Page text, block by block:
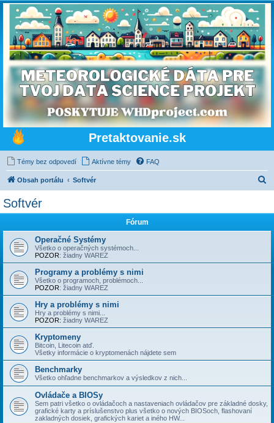
Pretaktovanie.sk
Témy bez odpovedí Aktívne témy FAQ
Obsah portálu Softvér
Softvér
Fórum
Operačné Systémy
Všetko o operačných systémoch...
POZOR: žiadny WAREZ
Programy a problémy s nimi
Všetko o programoch, problémoch...
POZOR: žiadny WAREZ
Hry a problémy s nimi
Hry a problémy s nimi...
POZOR: žiadny WAREZ
Kryptomeny
Bitcoin, Litecoin atď.
Všetky informácie o kryptomenách nájdete sem
Benchmarky
Všetko ohľadne benchmarkov a výsledkov z nich...
Ovládače a BIOSy
Sem patri všetko o ovládačoch a nastaveniach ovládačov pre základné dosky,
grafické karty a príslušenstvo plus všetko o nových BIOSoch, flashovaní
zakladných dosiek, grafických kariet a iného HW...